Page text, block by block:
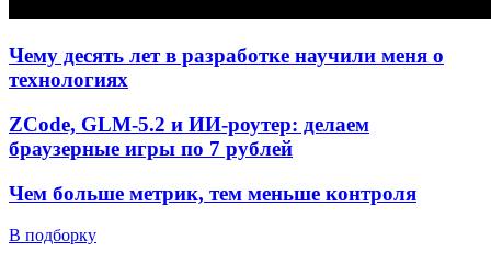
Чему десять лет в разработке научили меня о
технологиях
ZCode, GLM-5.2 и ИИ-роутер: делаем
браузерные игры по 7 рублей
Чем больше метрик, тем меньше контроля
В подборку